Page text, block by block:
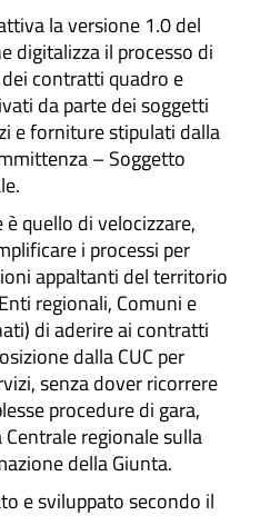
la versione 1.0 del
digitalizza il processo di
contratti quadro e
da parte dei soggetti
e forniture stipulati dalla
– Soggetto
quello di velocizzare,
i processi per
appaltanti del territorio
regionali, Comuni e
di aderire ai contratti
dalla CUC per
senza dover ricorrere
procedure di gara,
regionale sulla
della Giunta.
e sviluppato secondo il